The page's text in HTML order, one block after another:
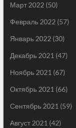
Март 2022 (50)
Февраль 2022 (57)
Январь 2022 (30)
Декабрь 2021 (47)
Ноябрь 2021 (67)
Октябрь 2021 (66)
Сентябрь 2021 (59)
Август 2021 (42)